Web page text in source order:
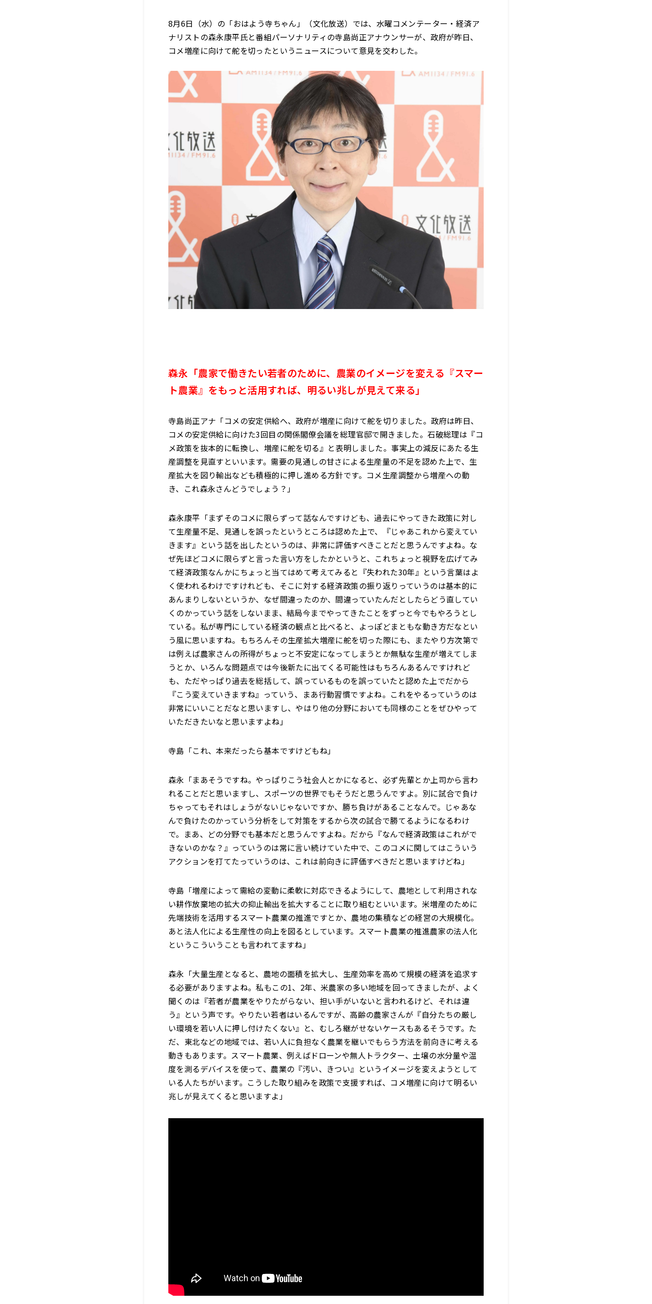
8月6日（水）の「おはよう寺ちゃん」（文化放送）では、水曜コメンテーター・経済ア
ナリストの森永康平氏と番組パーソナリティの寺島尚正アナウンサーが、政府が昨日、
コメ増産に向けて舵を切ったというニュースについて意見を交わした。
森永「農家で働きたい若者のために、農業のイメージを変える『スマー
ト農業』をもっと活用すれば、明るい兆しが見えて来る」
寺島尚正アナ「コメの安定供給へ、政府が増産に向けて舵を切りました。政府は昨日、
コメの安定供給に向けた3回目の関係閣僚会議を総理官邸で開きました。石破総理は『コ
メ政策を抜本的に転換し、増産に舵を切る』と表明しました。事実上の減反にあたる生
産調整を見直すといいます。需要の見通しの甘さによる生産量の不足を認めた上で、生
産拡大を図り輸出なども積極的に押し進める方針です。コメ生産調整から増産への動
き、これ森永さんどうでしょう？」
森永康平「まずそのコメに限らずって話なんですけども、過去にやってきた政策に対し
て生産量不足、見通しを誤ったというところは認めた上で、『じゃあこれから変えてい
きます』という話を出したというのは、非常に評価すべきことだと思うんですよね。な
ぜ先ほどコメに限らずと言った言い方をしたかというと、これちょっと視野を広げてみ
て経済政策なんかにちょっと当てはめて考えてみると『失われた30年』という言葉はよ
く使われるわけですけれども、そこに対する経済政策の振り返りっていうのは基本的に
あんまりしないというか、なぜ間違ったのか、間違っていたんだとしたらどう直してい
くのかっていう話をしないまま、結局今までやってきたことをずっと今でもやろうとし
ている。私が専門にしている経済の観点と比べると、よっぽどまともな動き方だなとい
う風に思いますね。もちろんその生産拡大増産に舵を切った際にも、またやり方次第で
は例えば農家さんの所得がちょっと不安定になってしまうとか無駄な生産が増えてしま
うとか、いろんな問題点では今後新たに出てくる可能性はもちろんあるんですけれど
も、ただやっぱり過去を総括して、誤っているものを誤っていたと認めた上でだから
『こう変えていきますね』っていう、まあ行動習慣ですよね。これをやるっていうのは
非常にいいことだなと思いますし、やはり他の分野においても同様のことをぜひやって
いただきたいなと思いますよね」
寺島「これ、本来だったら基本ですけどもね」
森永「まあそうですね。やっぱりこう社会人とかになると、必ず先輩とか上司から言わ
れることだと思いますし、スポーツの世界でもそうだと思うんですよ。別に試合で負け
ちゃってもそれはしょうがないじゃないですか、勝ち負けがあることなんで。じゃあな
んで負けたのかっていう分析をして対策をするから次の試合で勝てるようになるわけ
で。まあ、どの分野でも基本だと思うんですよね。だから『なんで経済政策はこれがで
きないのかな？』っていうのは常に言い続けていた中で、このコメに関してはこういう
アクションを打てたっていうのは、これは前向きに評価すべきだと思いますけどね」
寺島「増産によって需給の変動に柔軟に対応できるようにして、農地として利用されな
い耕作放棄地の拡大の抑止輸出を拡大することに取り組むといいます。米増産のために
先端技術を活用するスマート農業の推進ですとか、農地の集積などの経営の大規模化。
あと法人化による生産性の向上を図るとしています。スマート農業の推進農家の法人化
というこういうことも言われてますね」
森永「大量生産となると、農地の面積を拡大し、生産効率を高めて規模の経済を追求す
る必要がありますよね。私もこの1、2年、米農家の多い地域を回ってきましたが、よく
聞くのは『若者が農業をやりたがらない、担い手がいないと言われるけど、それは違
う』という声です。やりたい若者はいるんですが、高齢の農家さんが『自分たちの厳し
い環境を若い人に押し付けたくない』と、むしろ継がせないケースもあるそうです。た
だ、東北などの地域では、若い人に負担なく農業を継いでもらう方法を前向きに考える
動きもあります。スマート農業、例えばドローンや無人トラクター、土壌の水分量や温
度を測るデバイスを使って、農業の『汚い、きつい』というイメージを変えようとして
いる人たちがいます。こうした取り組みを政策で支援すれば、コメ増産に向けて明るい
兆しが見えてくると思いますよ」